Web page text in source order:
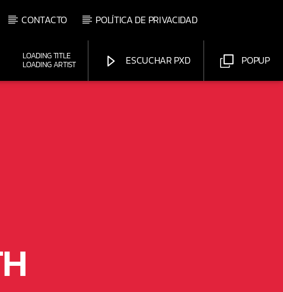
CONTACTO POLÍTICA DE PRIVACIDAD
POPUP
ESCUCHAR PXD
LOADING TITLE
LOADING ARTIST